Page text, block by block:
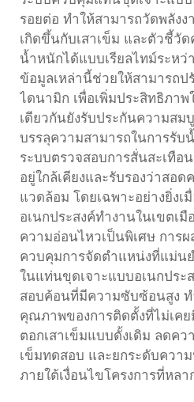
รอยต่อ ทำให้สามารถวัดพลัง
เกิดขึ้นกับเสาเข็ม และตัวชี้วั
น้ำหนักได้แบบเรียลไทม์ระหว่
ข้อมูลเหล่านี้ช่วยให้สามารถ
ไดนามิก เพื่อเพิ่มประสิทธิภา
เดียวกันยังรับประกันความสม
บรรลุความสามารถในการรั
ระบบตรวจสอบการสั่นสะเทือ
อยู่ใกล้เคียงและรับรองว่าสอ
แวดล้อม โดยเฉพาะอย่างยิ่ง
อเนกประสงค์ทำงานในเขตเ
ความอ่อนไหวเป็นพิเศษ การ
ควบคุมการจัดตำแหน่งที่แม่น
ในแท่นขุดเจาะแบบอเนกประ
สอบค้อนที่มีความซับซ้อนสูง ท
คุณภาพของการติดตั้งที่ไม่เค
ตอกเสาเข็มแบบดั้งเดิม ลดคว
เข็มทดสอบ และยกระดับควา
ภายใต้เงื่อนไขโครงการที่หลา